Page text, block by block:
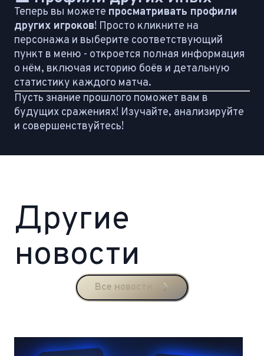
Теперь вы можете просматривать профили
других игроков! Просто кликните на
персонажа и выберите соответствующий
пункт в меню - откроется полная информация
о нём, включая историю боёв и детальную
статистику каждого матча.
Пусть знание прошлого поможет вам в
будущих сражениях! Изучайте, анализируйте
и совершенствуйтесь!
Другие
новости
Все новости